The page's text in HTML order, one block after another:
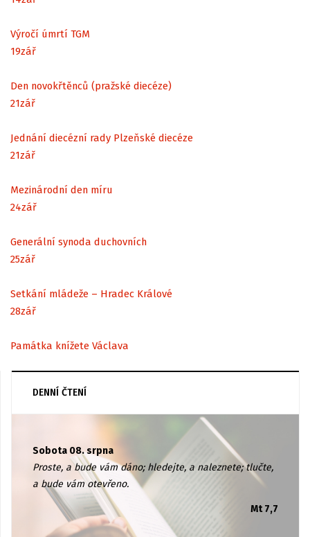
Výročí úmrtí TGM
19zář
Den novokřtěnců (pražské diecéze)
21zář
Jednání diecézní rady Plzeňské diecéze
21zář
Mezinárodní den míru
24zář
Generální synoda duchovních
25zář
Setkání mládeže – Hradec Králové
28zář
Památka knížete Václava
DENNÍ ČTENÍ
Sobota 08. srpna
Proste, a bude vám dáno; hledejte, a naleznete; tlučte,
a bude vám otevřeno.
Mt 7,7